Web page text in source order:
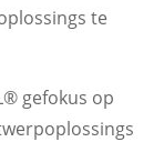
te
gefokus op